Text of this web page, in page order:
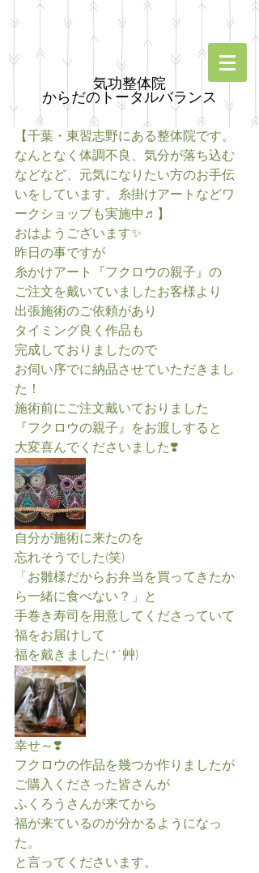
気功整体院
からだのトータルバランス
【千葉・東習志野にある整体院です。
なんとなく体調不良、気分が落ち込む
などなど、元気になりたい方のお手伝
いをしています。糸掛けアートなどワ
ークショップも実施中♬】
おはようございます✨
昨日の事ですが
糸かけアート『フクロウの親子』の
ご注文を戴いていましたお客様より
出張施術のご依頼があり
タイミング良く作品も
完成しておりましたので
お伺い序でに納品させていただきまし
た！
施術前にご注文戴いておりました
『フクロウの親子』をお渡しすると
大変喜んでくださいました❣️
自分が施術に来たのを
忘れそうでした(笑)
「お雛様だからお弁当を買ってきたか
ら一緒に食べない？」と
手巻き寿司を用意してくださっていて
福をお届けして
福を戴きました( *´艸)
幸せ～❣️
フクロウの作品を幾つか作りましたが
ご購入くださった皆さんが
ふくろうさんが来てから
福が来ているのが分かるようになっ
た。
と言ってくださいます。